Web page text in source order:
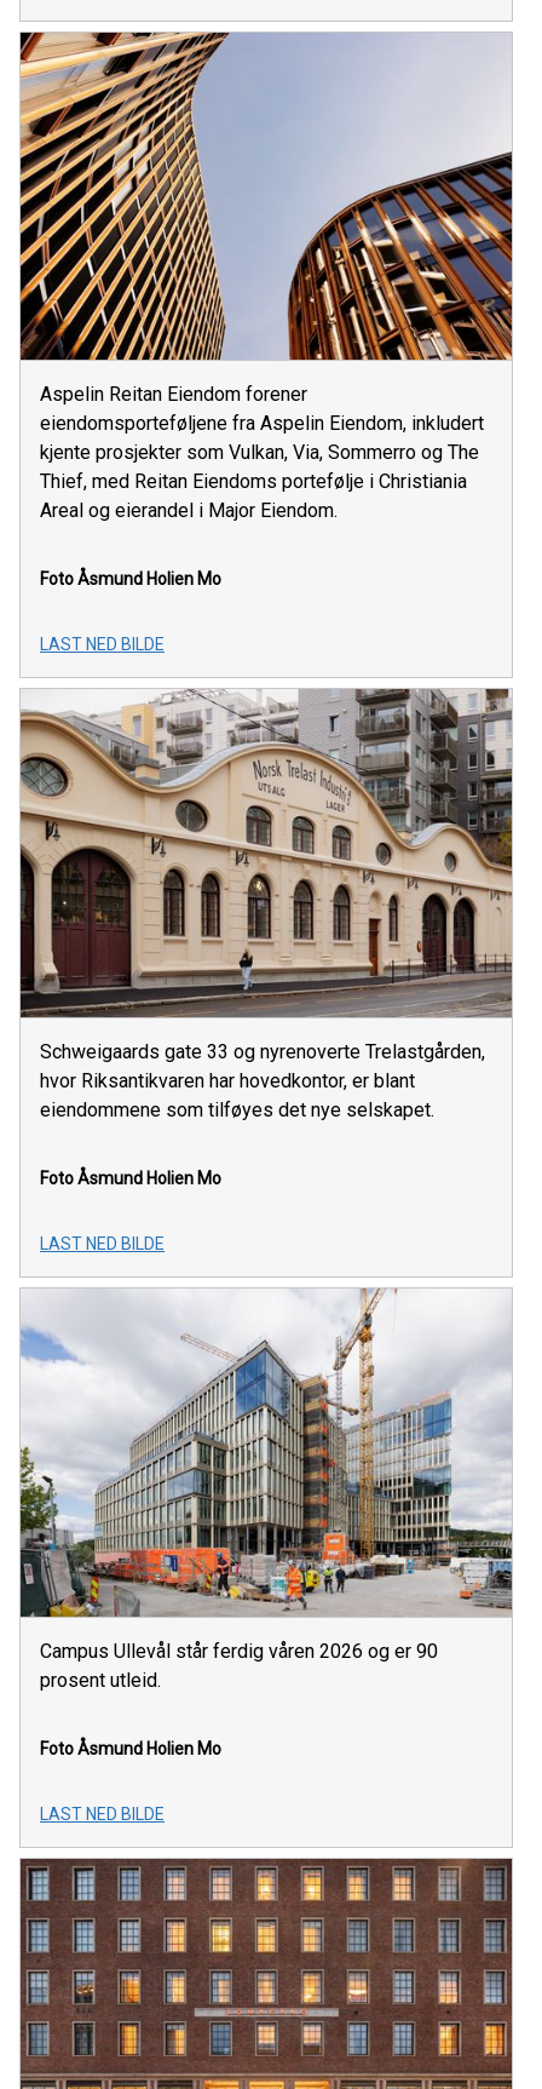
Aspelin Reitan Eiendom forener
eiendomsporteføljene fra Aspelin Eiendom, inkludert
kjente prosjekter som Vulkan, Via, Sommerro og The
Thief, med Reitan Eiendoms portefølje i Christiania
Areal og eierandel i Major Eiendom.
Foto Åsmund Holien Mo
LAST NED BILDE
Schweigaards gate 33 og nyrenoverte Trelastgården,
hvor Riksantikvaren har hovedkontor, er blant
eiendommene som tilføyes det nye selskapet.
Foto Åsmund Holien Mo
LAST NED BILDE
Campus Ullevål står ferdig våren 2026 og er 90
prosent utleid.
Foto Åsmund Holien Mo
LAST NED BILDE